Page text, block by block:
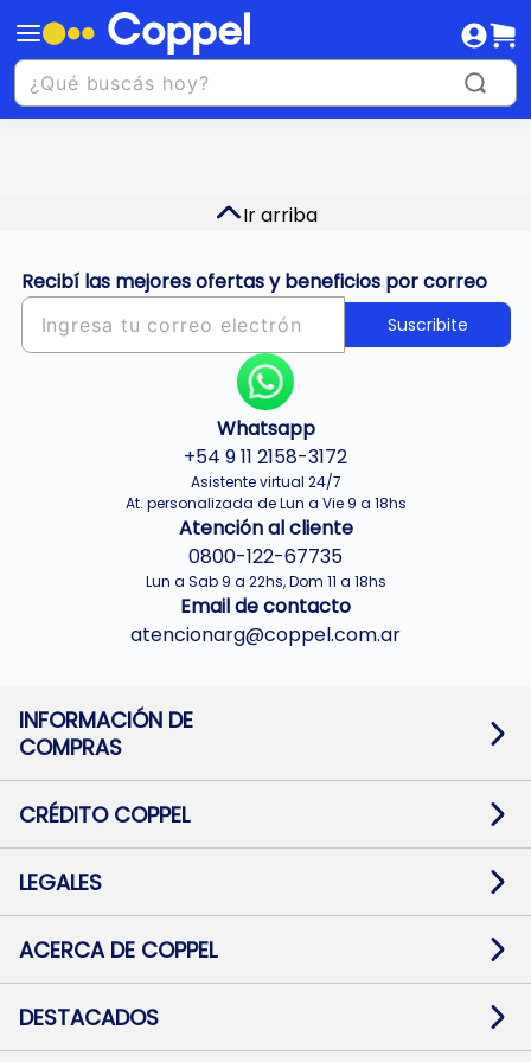
Ir arriba
Recibí las mejores ofertas y beneficios por correo
Suscribite
Whatsapp
+54 9 11 2158-3172
Asistente virtual 24/7
At. personalizada de Lun a Vie 9 a 18hs
Atención al cliente
0800-122-67735
Lun a Sab 9 a 22hs, Dom 11 a 18hs
Email de contacto
atencionarg@coppel.com.ar
INFORMACIÓN DE
COMPRAS
Términos y condiciones
Botón de arrepentimiento
Mapa de sitio
CRÉDITO COPPEL
Solicitar Crédito
Medios de Pago
Pago Fácil Online
LEGALES
Baja contratos
Defensa al consumidor CABA
ACERCA DE COPPEL
Trabajá con Nosotros
Preguntas Frecuentes
DESTACADOS